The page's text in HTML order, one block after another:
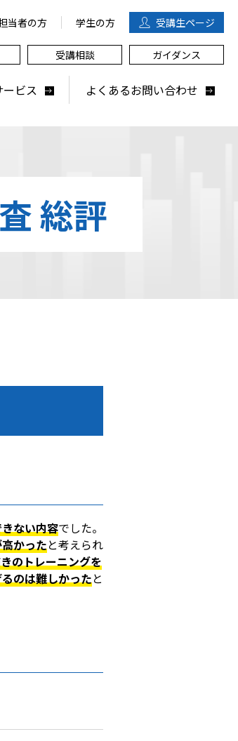
ビス よくあるお問い合わせ
受講生ページ
当者の方 学生の方
受講相談 ガイダンス
総評
ない内容でした。
かったと考えられ
のトレーニングを
のは難しかったと